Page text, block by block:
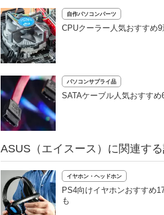
自作パソコンパーツ
CPUクーラー人気おすすめ
パソコンサプライ品
SATAケーブル人気おすす
ASUS（エイスース）に関連す
イヤホン・ヘッドホン
PS4向けイヤホンおすすめ
も